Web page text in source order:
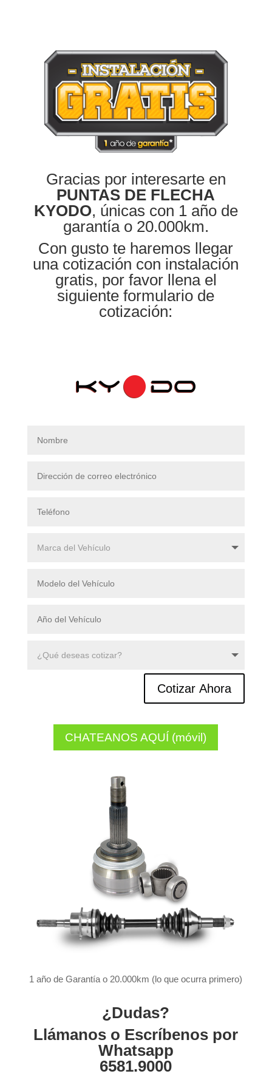
Gracias por interesarte en
PUNTAS DE FLECHA
KYODO, únicas con 1 año de
garantía o 20.000km.
Con gusto te haremos llegar
una cotización con instalación
gratis, por favor llena el
siguiente formulario de
cotización:
Cotizar Ahora
CHATEANOS AQUÍ (móvil)
1 año de Garantía o 20.000km (lo que ocurra primero)
¿Dudas?
Llámanos o Escríbenos por
Whatsapp
6581.9000